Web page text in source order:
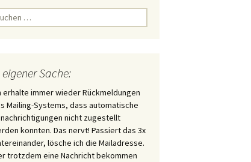
Sache:
erhalte immer wieder Rückmeldungen
Mailing-Systems, dass automatische
nicht zugestellt
konnten. Das nervt! Passiert das 3x
lösche ich die Mailadresse.
trotzdem eine Nachricht bekommen